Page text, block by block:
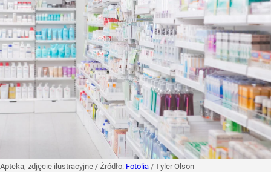
Apteka, zdjęcie ilustracyjne / Źródło: Fotolia / Tyler Olson